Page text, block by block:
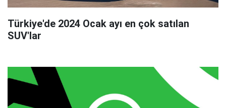
Türkiye'de 2024 Ocak ayı en çok satılan
SUV'lar